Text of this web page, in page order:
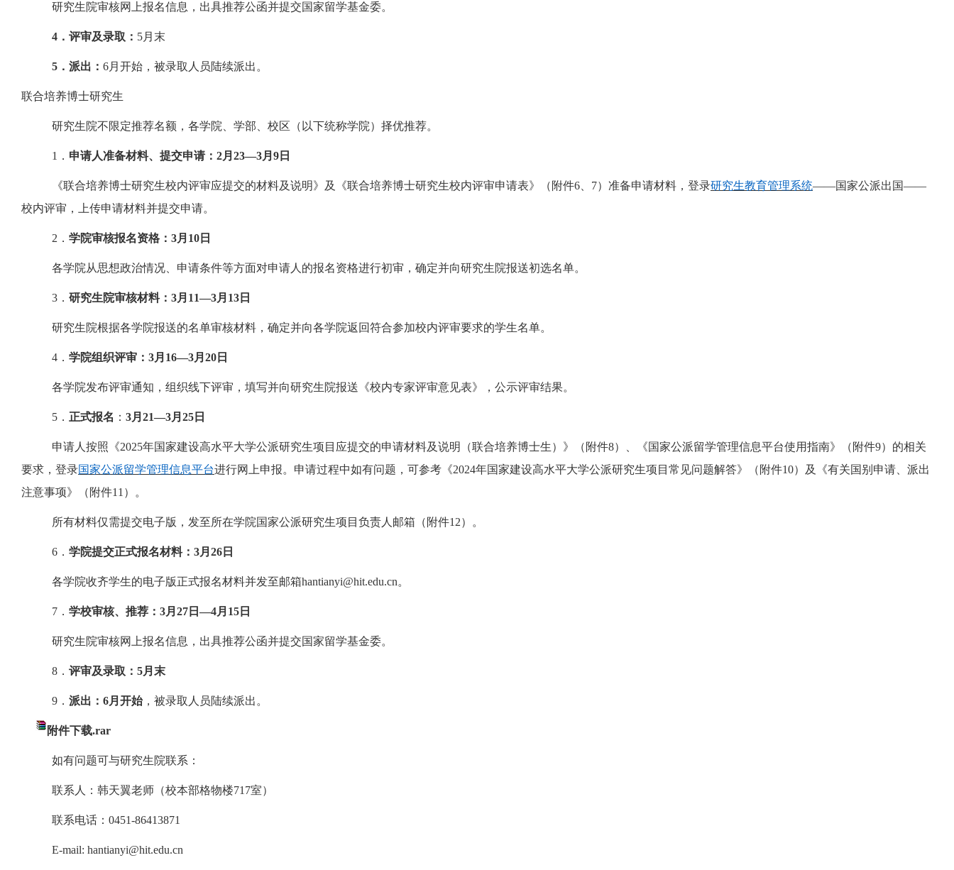
研究生院审核网上报名信息，出具推荐公函并提交国家留学基金委。
4 ．评审及录取： 5月末
5 ．派出： 6月开始，被录取人员陆续派出。
联合培养博士研究生
研究生院不限定推荐名额，各学院、学部、校区（以下统称学院）择优推荐。
1． 申请人准备材料、提交申请： 2月 23—3月 9 日
《联合培养博士研究生校内评审应提交的材料及说明》及《联合培养博士研究生校内评审申请表》（附件6、7）准备申请材料，登录研究生教育管理系统——国家公派出国——
校内评审，上传申请材料并提交申请。
2． 学院审核报名资格： 3月 10 日
各学院从思想政治情况、申请条件等方面对申请人的报名资格进行初审，确定并向研究生院报送初选名单。
3． 研究生院审核材料： 3月11—3月 13 日
研究生院根据各学院报送的名单审核材料，确定并向各学院返回符合参加校内评审要求的学生名单。
4． 学院组织评审： 3月16—3月 20 日
各学院发布评审通知，组织线下评审，填写并向研究生院报送《校内专家评审意见表》，公示评审结果。
5 ． 正式报名 ： 3月 21—3月 25 日
申请人按照《2025年国家建设高水平大学公派研究生项目应提交的申请材料及说明（联合培养博士生）》（附件8）、《国家公派留学管理信息平台使用指南》（附件9）的相关
要求，登录国家公派留学管理信息平台进行网上申报。申请过程中如有问题，可参考《2024年国家建设高水平大学公派研究生项目常见问题解答》（附件10）及《有关国别申请、派出
注意事项》（附件11 ）。
所有材料仅需提交电子版，发至所在学院国家公派研究生项目负责人邮箱（附件12）。
6 ． 学院提交正式报名材料： 3月26 日
各学院收齐学生的电子版正式报名材料并发至邮箱hantianyi@hit.edu.cn。
7 ． 学校审核、推荐： 3月27 日 —4月15日
研究生院审核网上报名信息，出具推荐公函并提交国家留学基金委。
8 ． 评审及录取： 5月末
9 ． 派出： 6月开始，被录取人员陆续派出。
附件下载.rar
如有问题可与研究生院联系：
联系人：韩天翼老师（校本部格物楼717室）
联系电话： 0451-86413871
E-mail: hantianyi@hit.edu.cn